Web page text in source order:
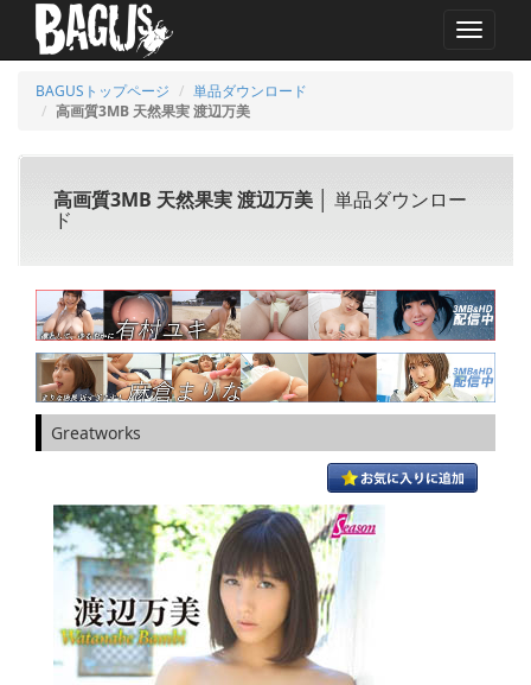
MENU
BAGUSトップページ
単品ダウンロード
高画質3MB 天然果実 渡辺万美
高画質3MB 天然果実 渡辺万美 │ 単品ダウンロー
ド
Greatworks